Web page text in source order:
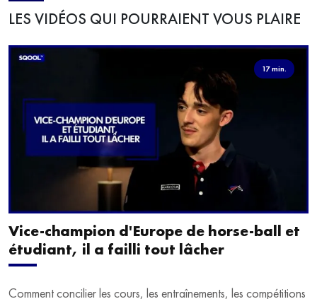
LES VIDÉOS QUI POURRAIENT VOUS PLAIRE
17 min.
Vice-champion d'Europe de horse-ball et
étudiant, il a failli tout lâcher
Comment concilier les cours, les entraînements, les compétitions